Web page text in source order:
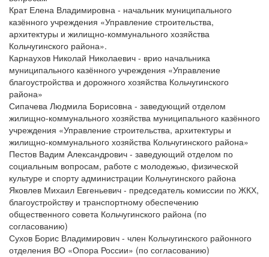
Крат Елена Владимировна - начальник муниципального
казённого учреждения «Управление строительства,
архитектуры и жилищно-коммунального хозяйства
Кольчугинского района».
Карнаухов Николай Николаевич - врио начальника
муниципального казённого учреждения «Управление
благоустройства и дорожного хозяйства Кольчугинского
района»
Сипачева Людмила Борисовна - заведующий отделом
жилищно-коммунального хозяйства муниципального казённого
учреждения «Управление строительства, архитектуры и
жилищно-коммунального хозяйства Кольчугинского района»
Пестов Вадим Александрович - заведующий отделом по
социальным вопросам, работе с молодежью, физической
культуре и спорту администрации Кольчугинского района
Яковлев Михаил Евгеньевич - председатель комиссии по ЖКХ,
благоустройству и транспортному обеспечению
общественного совета Кольчугинского района (по
согласованию)
Сухов Борис Владимирович - член Кольчугинского районного
отделения ВО «Опора России» (по согласованию)